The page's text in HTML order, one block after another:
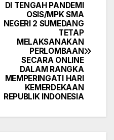
DI TENGAH PANDEMI
OSIS/MPK SMA
NEGERI 2 SUMEDANG
TETAP
MELAKSANAKAN
PERLOMBAAN
SECARA ONLINE
DALAM RANGKA
MEMPERINGATI HARI
KEMERDEKAAN
REPUBLIK INDONESIA